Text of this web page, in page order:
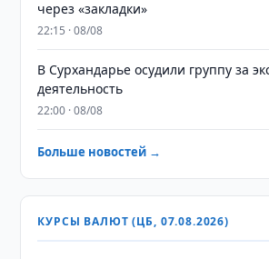
через «закладки»
22:15 · 08/08
В Сурхандарье осудили группу за
деятельность
22:00 · 08/08
Больше новостей →
КУРСЫ ВАЛЮТ (ЦБ, 07.08.2026)